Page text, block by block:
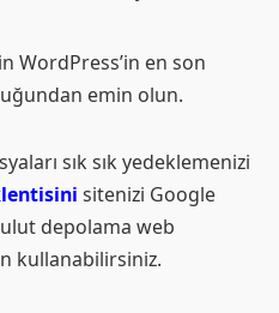
WordPress’in en son
emin olun.
sık sık yedeklemenizi
sitenizi Google
depolama web
kullanabilirsiniz.